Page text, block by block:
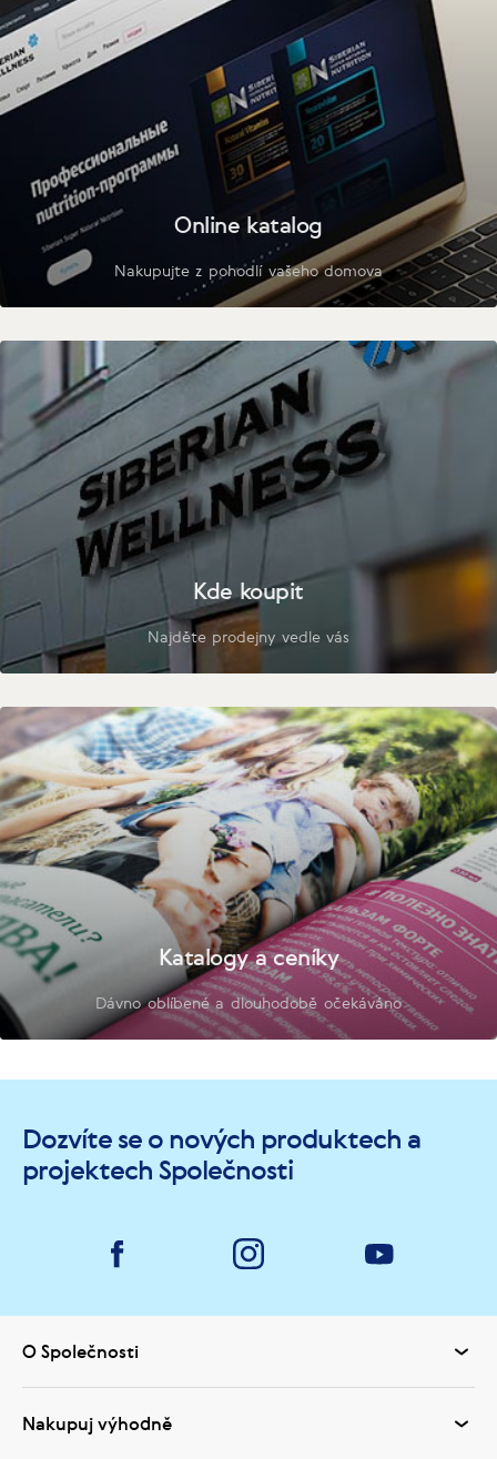
Online katalog
Nakupujte z pohodlí vašeho domova
Kde koupit
Najděte prodejny vedle vás
Katalogy a ceníky
Dávno oblíbené a dlouhodobě očekáváno
Dozvíte se o nových produktech a
projektech Společnosti
O Společnosti
Nakupuj výhodně